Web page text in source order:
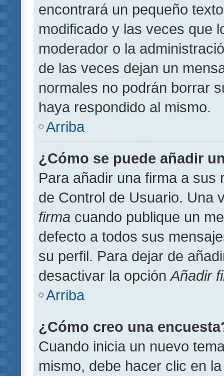
encontrará un pequeño
modificado y las veces que
moderador o la
de las veces dejan un
normales no podrán borrar
haya respondido al mismo.
Arriba
¿Cómo se puede añadir
Para añadir una firma a sus
de Control de Usuario. Una
firma cuando publique un
defecto a todos sus
su perfil. Para dejar de
desactivar la opción Añadir
Arriba
¿Cómo creo una
Cuando inicia un nuevo
mismo, debe hacer clic en